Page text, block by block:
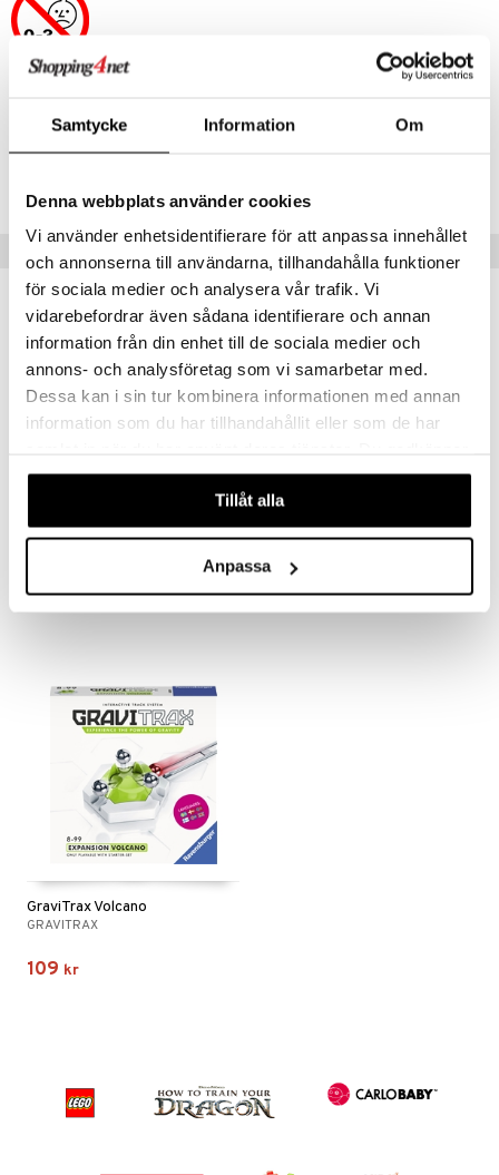
Samtycke Information Om
Denna webbplats använder cookies
Vi använder enhetsidentifierare för att anpassa innehållet
och annonserna till användarna, tillhandahålla funktioner
för sociala medier och analysera vår trafik. Vi
vidarebefordrar även sådana identifierare och annan
information från din enhet till de sociala medier och
annons- och analysföretag som vi samarbetar med.
Dessa kan i sin tur kombinera informationen med annan
information som du har tillhandahållit eller som de har
våra cookies vid fortsatt användande av vår webbplats.
Tillåt alla
Anpassa
TRN06-1-XX
Tips till dig
GraviTrax Starter-Set
579 kr
GraviTrax TipTube
59 kr
GraviTrax Volcano
GRAVITRAX
109 kr